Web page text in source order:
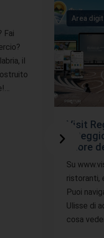
Fai
il
Area
Visit
a
cuore
Su
ristoranti,
Puoi
Ulisse di
cosa